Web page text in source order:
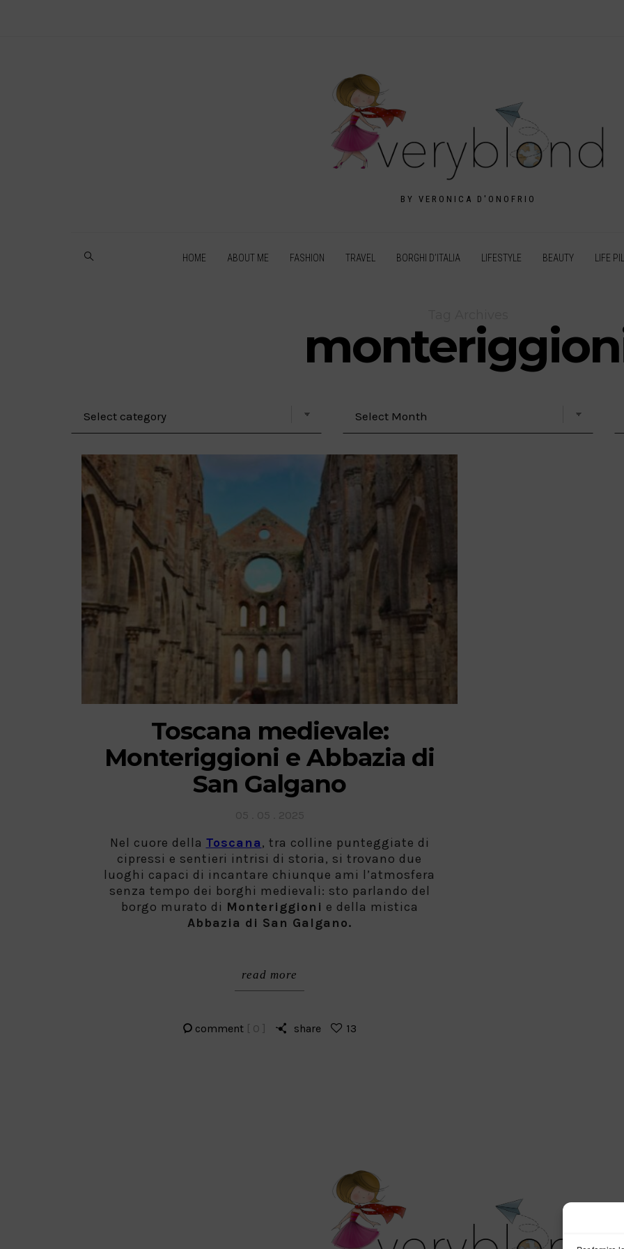
BY VERONICA D'ONOFRIO
HOME ABOUT ME FASHION TRAVEL BORGHI D’ITALIA LIFESTYLE BEAUTY LIFE
Toscana medievale:
Monteriggioni e Abbazia di
San Galgano
Nel cuore della Toscana, tra colline punteggiate di
cipressi e sentieri intrisi di storia, si trovano due
luoghi capaci di incantare chiunque ami l’atmosfera
senza tempo dei borghi medievali: sto parlando del
borgo murato di Monteriggioni e della mistica
Abbazia di San Galgano.
read more
comment [ 0 ] share 13